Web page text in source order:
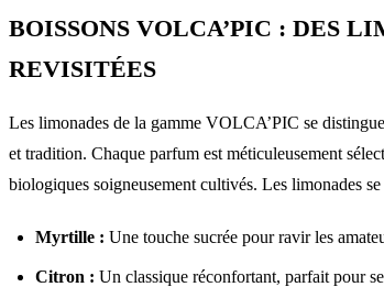
BOISSONS VOLCA’PIC : DES
REVISITÉES
Les limonades de la gamme VOLCA’PIC se
et tradition. Chaque parfum est méticuleusement
biologiques soigneusement cultivés. Les limonades
Myrtille : Une touche sucrée pour ravir les
Citron : Un classique réconfortant, parfait pour